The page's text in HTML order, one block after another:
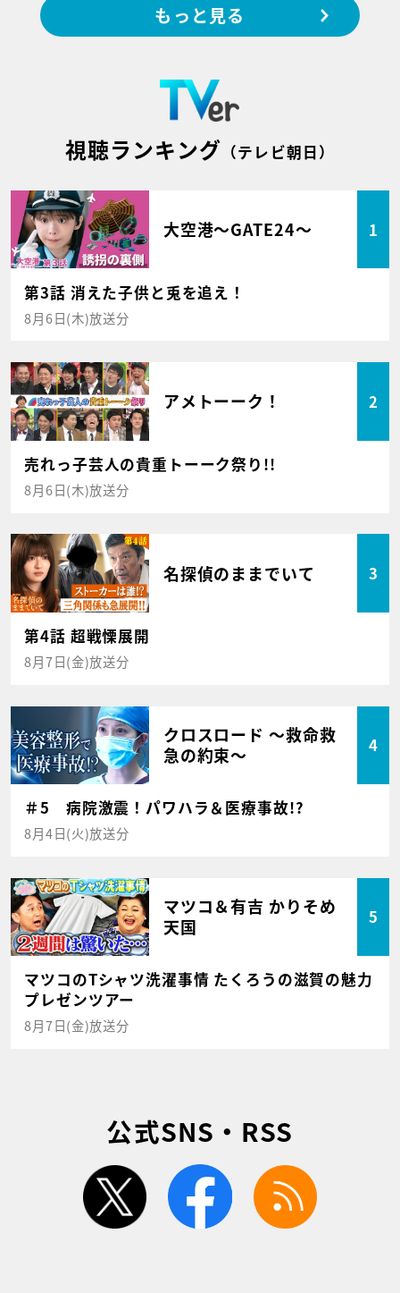
もっと見る
視聴ランキング （テレビ朝日）
大空港～GATE24～ 1
第3話 消えた子供と兎を追え！
8月6日(木)放送分
アメトーーク！ 2
売れっ子芸人の貴重トーーク祭り!!
8月6日(木)放送分
名探偵のままでいて 3
第4話 超戦慄展開
8月7日(金)放送分
クロスロード ～救命救
急の約束～
4
＃5 病院激震！パワハラ＆医療事故!?
8月4日(火)放送分
マツコ＆有吉 かりそめ
天国
5
マツコのTシャツ洗濯事情 たくろうの滋賀の魅力
プレゼンツアー
8月7日(金)放送分
公式SNS・RSS
twitter facebook